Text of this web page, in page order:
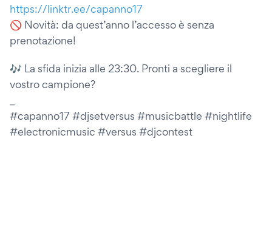
https://linktr.ee/capanno17
🚫 Novità: da quest’anno l’accesso è senza
prenotazione!
🎶 La sfida inizia alle 23:30. Pronti a scegliere il
vostro campione?
#capanno17 #djsetversus #musicbattle #nightlife
#electronicmusic #versus #djcontest